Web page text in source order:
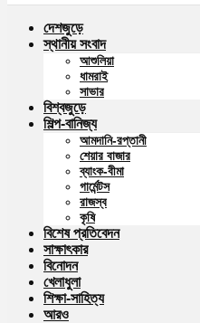
দেশজুড়ে
স্থানীয় সংবাদ
আশুলিয়া
ধামরাই
সাভার
বিশ্বজুড়ে
শিল্প-বানিজ্য
আমদানি-রপ্তানী
শেয়ার বাজার
ব্যাংক-বীমা
গার্মেন্টস
রাজস্ব
কৃষি
বিশেষ প্রতিবেদন
সাক্ষাৎকার
বিনোদন
খেলাধুলা
শিক্ষা-সাহিত্য
আরও